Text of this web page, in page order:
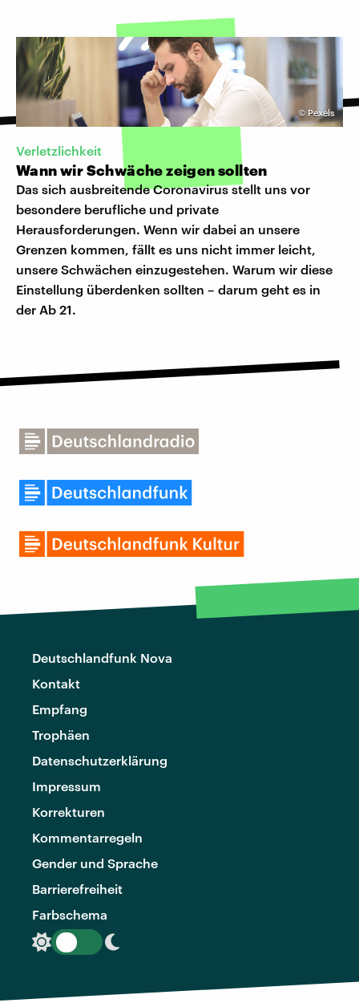
© Pexels
Verletzlichkeit
Wann wir Schwäche zeigen sollten
Das sich ausbreitende Coronavirus stellt uns vor
besondere berufliche und private
Herausforderungen. Wenn wir dabei an unsere
Grenzen kommen, fällt es uns nicht immer leicht,
unsere Schwächen einzugestehen. Warum wir diese
Einstellung überdenken sollten – darum geht es in
der Ab 21.
Deutschlandfunk Nova
Kontakt
Empfang
Trophäen
Datenschutzerklärung
Impressum
Korrekturen
Kommentarregeln
Gender und Sprache
Barrierefreiheit
Farbschema